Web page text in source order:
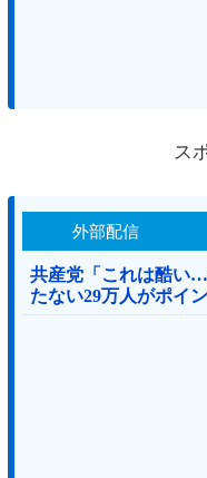
ス
外部配信
共産党「これは酷い
たない29万人がポイ